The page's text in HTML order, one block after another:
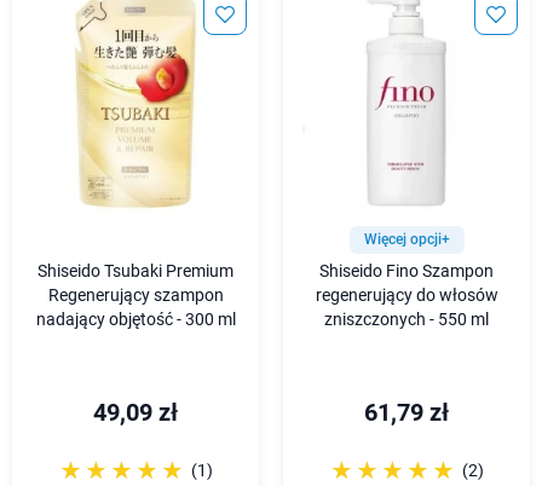
Shiseido Tsubaki Premium
Regenerujący szampon
nadający objętość - 300 ml
49,09 zł
☆☆☆☆☆
★★★★★ (1)
Więcej opcji+
Shiseido Fino Szampon
regenerujący do włosów
zniszczonych - 550 ml
61,79 zł
☆☆☆☆☆
★★★★★ (2)